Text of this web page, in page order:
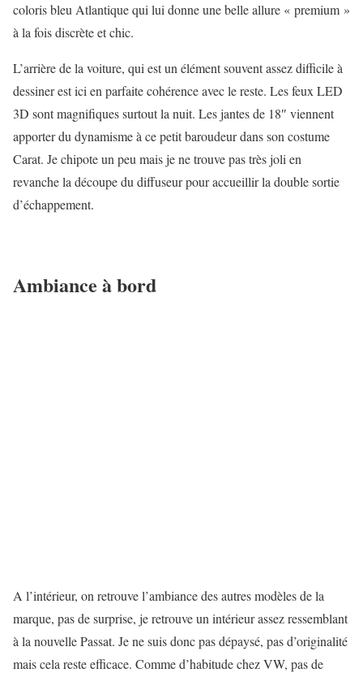
coloris bleu Atlantique qui lui donne une belle allure « premium »
à la fois discrète et chic.
L’arrière de la voiture, qui est un élément souvent assez difficile à
dessiner est ici en parfaite cohérence avec le reste. Les feux LED
3D sont magnifiques surtout la nuit. Les jantes de 18″ viennent
apporter du dynamisme à ce petit baroudeur dans son costume
Carat. Je chipote un peu mais je ne trouve pas très joli en
revanche la découpe du diffuseur pour accueillir la double sortie
d’échappement.
Ambiance à bord
A l’intérieur, on retrouve l’ambiance des autres modèles de la
marque, pas de surprise, je retrouve un intérieur assez ressemblant
à la nouvelle Passat. Je ne suis donc pas dépaysé, pas d’originalité
mais cela reste efficace. Comme d’habitude chez VW, pas de